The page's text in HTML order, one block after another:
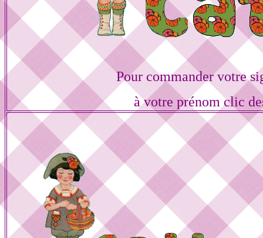
Pour commander votre
à votre prénom clic